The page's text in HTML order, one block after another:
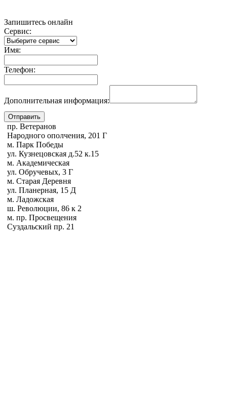
Запишитесь онлайн
Сервис:
Имя:
Телефон:
Дополнительная информация:
пр. Ветеранов
Народного ополчения, 201 Г
м. Парк Победы
ул. Кузнецовская д.52 к.15
м. Академическая
ул. Обручевых, 3 Г
м. Старая Деревня
ул. Планерная, 15 Д
м. Ладожская
ш. Революции, 86 к 2
м. пр. Просвещения
Суздальский пр. 21